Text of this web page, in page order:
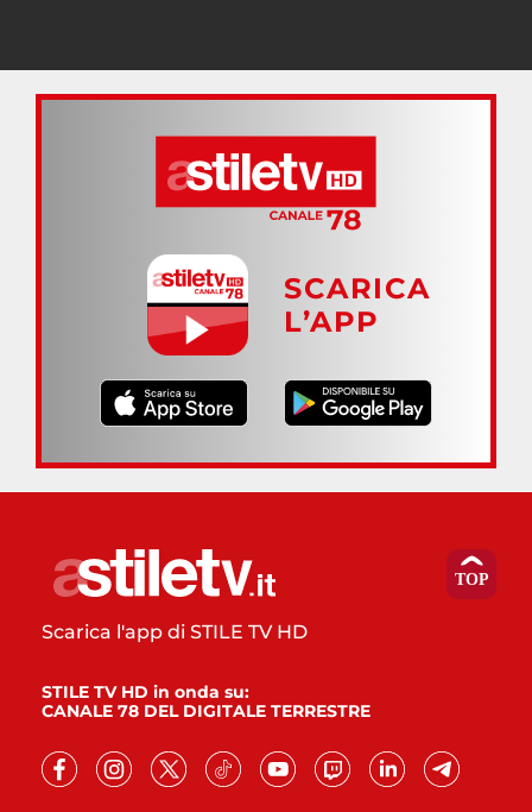
SCARICA
L’APP
Scarica l'app di STILE TV HD
STILE TV HD in onda su:
CANALE 78 DEL DIGITALE TERRESTRE